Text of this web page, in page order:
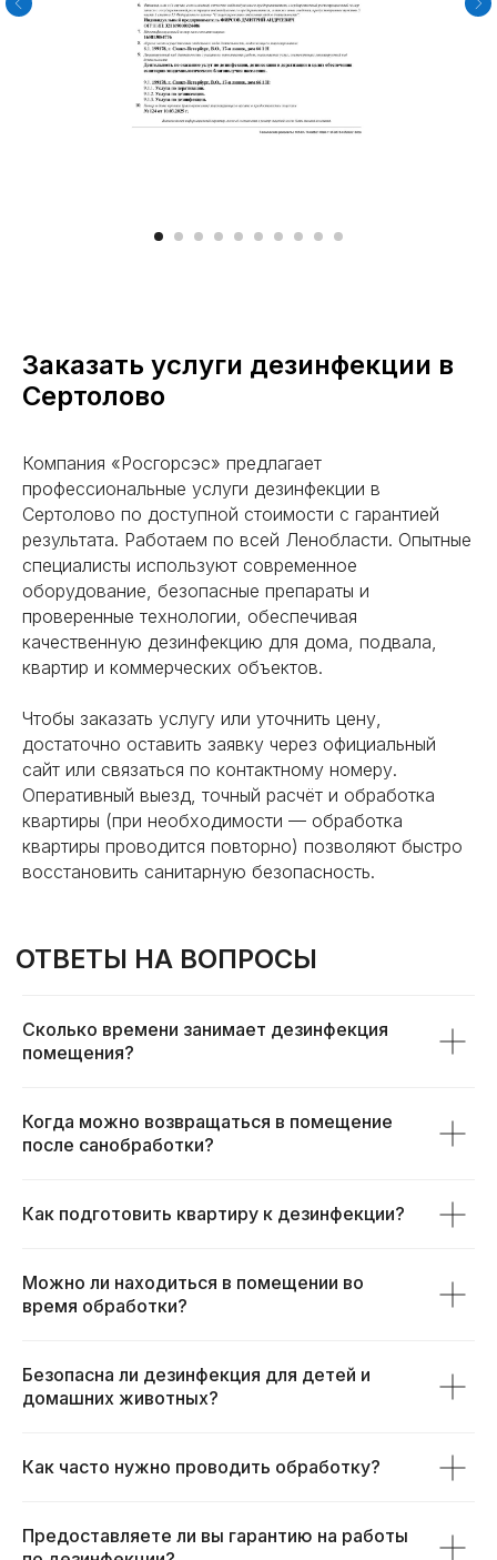
Заказать услуги дезинфекции в
Сертолово
Компания «Росгорсэс» предлагает
профессиональные услуги дезинфекции в
Сертолово по доступной стоимости с гарантией
результата. Работаем по всей Ленобласти. Опытные
специалисты используют современное
оборудование, безопасные препараты и
проверенные технологии, обеспечивая
качественную дезинфекцию для дома, подвала,
квартир и коммерческих объектов.
Чтобы заказать услугу или уточнить цену,
достаточно оставить заявку через официальный
сайт или связаться по контактному номеру.
Оперативный выезд, точный расчёт и обработка
квартиры (при необходимости — обработка
квартиры проводится повторно) позволяют быстро
восстановить санитарную безопасность.
Сколько времени занимает дезинфекция
помещения?
Когда можно возвращаться в помещение
после санобработки?
Как подготовить квартиру к дезинфекции?
Можно ли находиться в помещении во
время обработки?
Безопасна ли дезинфекция для детей и
домашних животных?
Как часто нужно проводить обработку?
Предоставляете ли вы гарантию на работы